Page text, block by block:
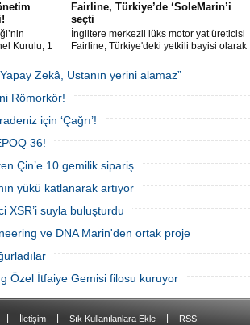
Kurulu, 1
ev
Fairline, Türkiye’de ‘SoleMarin’i
seçti
İngiltere merkezli lüks motor yat üreticisi
Fairline, Türkiye'deki yetkili bayisi olarak
Zekâ, Ustanın yerini alamaz”
Römorkör!
için ‘Çağrı’!
36!
Çin’e 10 gemilik sipariş
yükü katlanarak artıyor
XSR’i suyla buluşturdu
ve DNA Marin'den ortak proje
Özel İtfaiye Gemisi filosu kuruyor
İletişim Sık Kullanılanlara Ekle RSS